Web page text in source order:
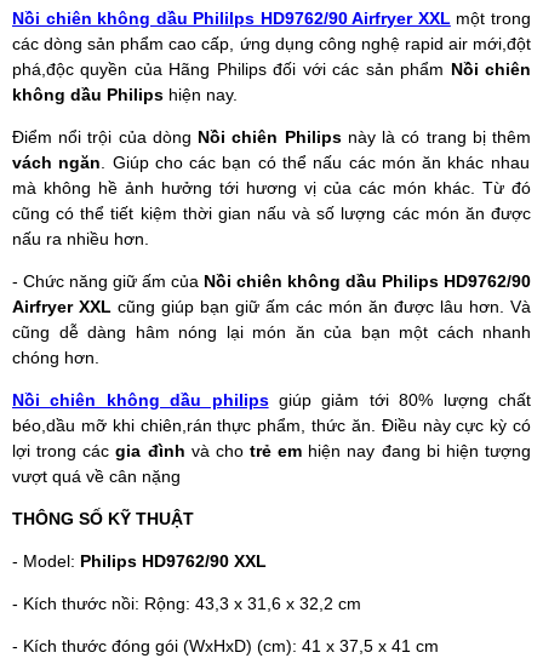
Nồi chiên không dầu Phililps HD9762/90 Airfryer XXL một trong
các dòng sản phẩm cao cấp, ứng dụng công nghệ rapid air mới,đột
phá,độc quyền của Hãng Philips đối với các sản phẩm Nồi chiên
không dầu Philips hiện nay.
Điểm nổi trội của dòng Nồi chiên Philipsnày là có trang bị thêm
vách ngăn . Giúp cho các bạn có thể nấu các món ăn khác nhau
mà không hề ảnh hưởng tới hương vị của các món khác. Từ đó
cũng có thể tiết kiệm thời gian nấu và số lượng các món ăn được
nấu ra nhiều hơn.
- Chức năng giữ ấm của Nồi chiên không dầu Philips HD9762/90
Airfryer XXL cũng giúp bạn giữ ấm các món ăn được lâu hơn. Và
cũng dễ dàng hâm nóng lại món ăn của bạn một cách nhanh
chóng hơn.
Nồi chiên không dầu philipsgiúp giảm tới 80% lượng chất
béo,dầu mỡ khi chiên,rán thực phẩm, thức ăn. Điều này cực kỳ có
lợi trong cácgia đình và chotrẻ em hiện nay đang bi hiện tượng
vượt quá về cân nặng
THÔNG SỐ KỸ THUẬT
- Model: Philips HD9762/90 XXL
- Kích thước nồi: Rộng: 43,3 x 31,6 x 32,2 cm
- Kích thước đóng gói (WxHxD) (cm): 41 x 37,5 x 41 cm